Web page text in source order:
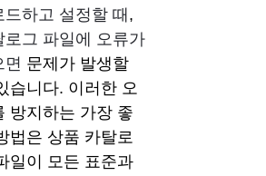
드하고 설정할 때 ,
로그 파일에 오류가
면 문제가 발생할
습니다. 이러한 오
방지하는 가장 좋
법은 상품 카탈로
일이 모든 표준과